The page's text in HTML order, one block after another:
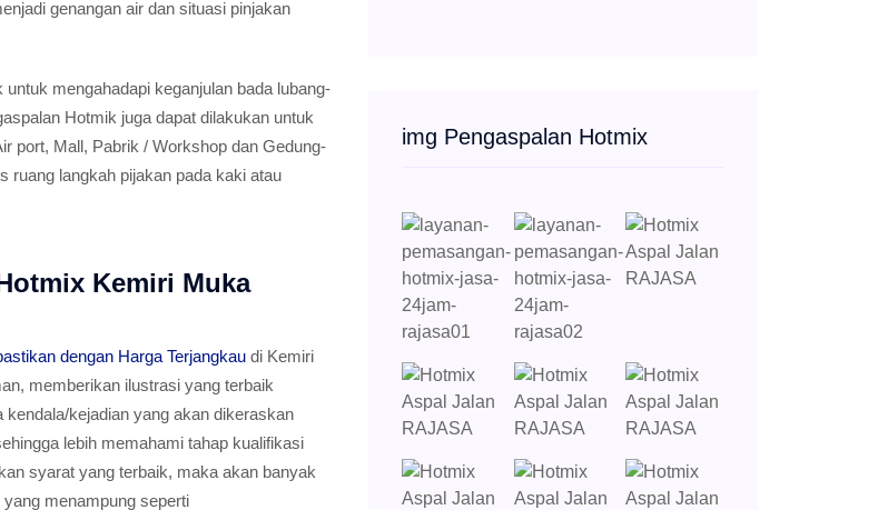
genangan air dan situasi pinjakan
mengahadapi keganjulan bada lubang-
Hotmik juga dapat dilakukan untuk
port, Mall, Pabrik / Workshop dan Gedung-
ruang langkah pijakan pada kaki atau
Kemiri Muka
dengan Harga Terjangkau di Kemiri
memberikan ilustrasi yang terbaik
kejadian yang akan dikeraskan
lebih memahami tahap kualifikasi
syarat yang terbaik, maka akan banyak
menampung seperti
img Pengaspalan Hotmix